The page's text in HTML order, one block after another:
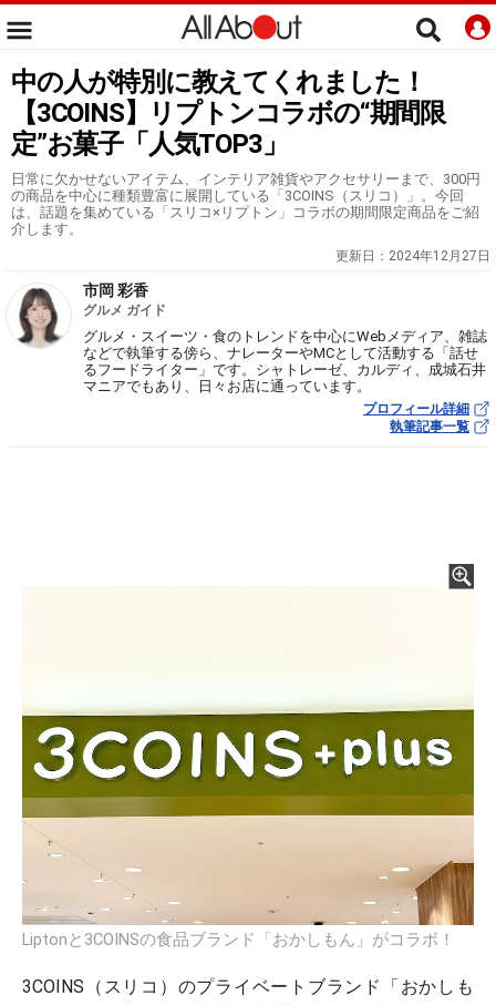
中の人が特別に教えてくれました！
【3COINS】リプトンコラボの“期間限
定”お菓子「人気TOP3」
日常に欠かせないアイテム、インテリア雑貨やアクセサリーまで、300円
の商品を中心に種類豊富に展開している「3COINS（スリコ）」。今回
は、話題を集めている「スリコ×リプトン」コラボの期間限定商品をご紹
介します。
更新日： 2024年12月27日
市岡 彩香
グルメ ガイド
グルメ・スイーツ・食のトレンドを中心にWebメディア、雑誌
などで執筆する傍ら、ナレーターやMCとして活動する「話せ
るフードライター」です。シャトレーゼ、カルディ、成城石井
マニアでもあり、日々お店に通っています。
プロフィール詳細
執筆記事一覧
Liptonと3COINSの食品ブランド「おかしもん」がコラボ！
3COINS（スリコ）のプライベートブランド「おかしも